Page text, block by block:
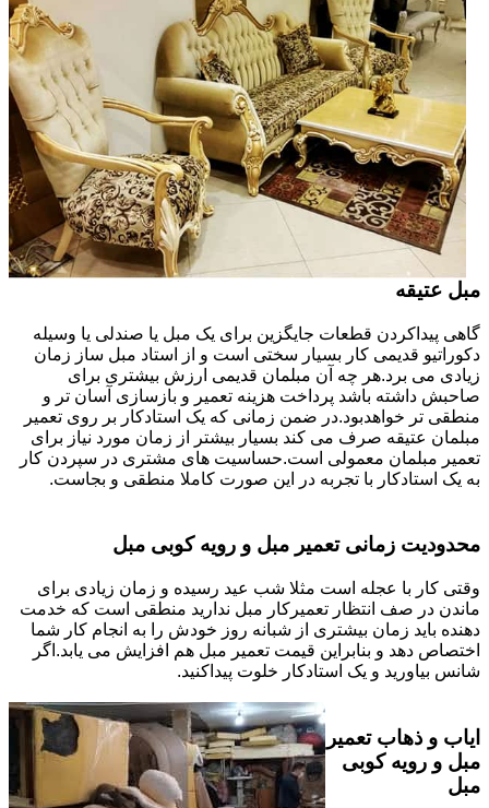
مبل عتیقه
گاهی پیداکردن قطعات جایگزین برای یک مبل یا صندلی یا وسیله
دکوراتیو قدیمی کار بسیار سختی است و از استاد مبل ساز زمان
زیادی می برد.هر چه آن مبلمان قدیمی ارزش بیشتری برای
صاحبش داشته باشد پرداخت هزینه تعمیر و بازسازی آسان تر و
منطقی تر خواهدبود.در ضمن زمانی که یک استادکار بر روی تعمیر
مبلمان عتیقه صرف می کند بسیار بیشتر از زمان مورد نیاز برای
تعمیر مبلمان معمولی است.حساسیت های مشتری در سپردن کار
به یک استادکار با تجربه در این صورت کاملا منطقی و بجاست.
محدودیت زمانی تعمیر مبل و رویه کوبی مبل
وقتی کار با عجله است مثلا شب عید رسیده و زمان زیادی برای
ماندن در صف انتظار تعمیرکار مبل ندارید منطقی است که خدمت
دهنده باید زمان بیشتری از شبانه روز خودش را به انجام کار شما
اختصاص دهد و بنابراین قیمت تعمیر مبل هم افزایش می یابد.اگر
شانس بیاورید و یک استادکار خلوت پیداکنید.
ایاب و ذهاب تعمیر
مبل و رویه کوبی
مبل